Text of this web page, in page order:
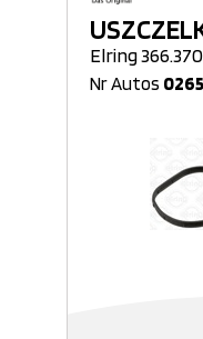
Elring 366.370
Nr Autos